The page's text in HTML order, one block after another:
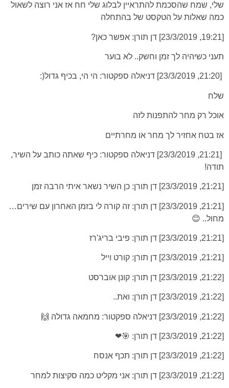
שלי, שמח שהסכמת להתראיין לבלוג שלי חח אז אני רוצה לשאול
כמה שאלות על הטקסט של בהתחלה
[19:21, 23/3/2019] דן תורן: אפשר כאן?
תעני כשיהיה לך זמן וחשק.. לא בוער
[21:20, 23/3/2019] דניאלה ספקטור: הי הי, בכיף גדול(:
שלח
אוכל רק מחר להתפנות לזה
אז בטח אחזיר לך מחר או מחרתיים
[21:21, 23/3/2019] דניאלה ספקטור: כיף שאתה כותב על השיר,
תודה!
[21:21, 23/3/2019] דן תורן: כן השיר נשאר איתי הרבה זמן
[21:21, 23/3/2019] דן תורן: זה קורה לי בזמן האחרון עם שירים…
מחול.. 😊
[21:21, 23/3/2019] דן תורן: פיבי בריג'רז
[21:22, 23/3/2019] דן תורן: קונן אוברסט
[21:22, 23/3/2019] דן תורן: ואת..
[21:22, 23/3/2019] דניאלה ספקטור: מחמאה גדולה 🙌
[21:22, 23/3/2019] דן תורן: 🎯❤
[21:22, 23/3/2019] דן תורן: תכף אנסח
[21:22, 23/3/2019] דן תורן: אני מקליט כמה סקיצות למחר